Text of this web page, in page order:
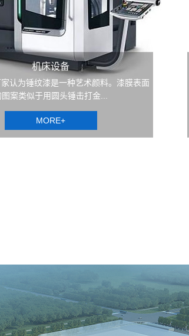
机床设备
认为锤纹漆是一种艺术颜料。漆膜表面
图案类似于用圆头锤击打金...
MORE+